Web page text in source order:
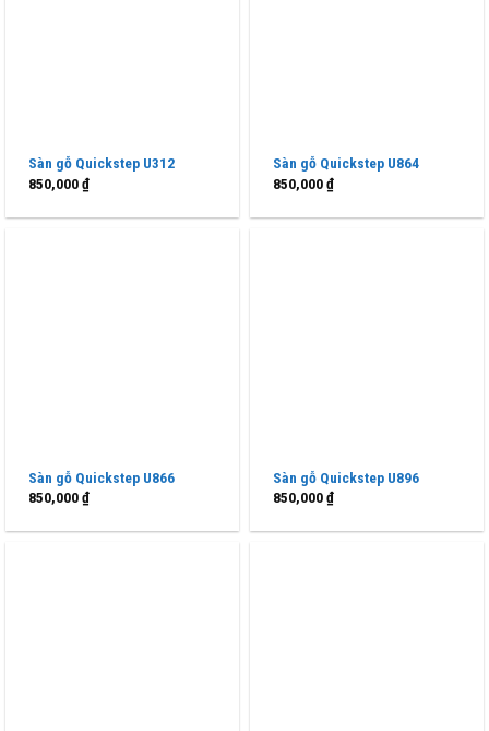
Sàn gỗ Quickstep U312
850,000₫
Sàn gỗ Quickstep U864
850,000₫
Sàn gỗ Quickstep U866
850,000₫
Sàn gỗ Quickstep U896
850,000₫